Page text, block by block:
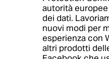
autorità
dei dati.
nuovi modi per
esperienza con
altri prodotti